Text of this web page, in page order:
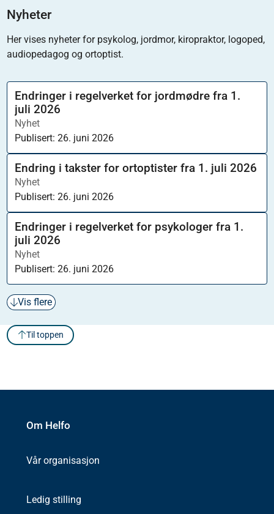
Nyheter
Her vises nyheter for psykolog, jordmor, kiropraktor, logoped,
audiopedagog og ortoptist.
Endringer i regelverket for jordmødre fra 1.
juli 2026
Nyhet
Publisert: 26. juni 2026
Endring i takster for ortoptister fra 1. juli 2026
Nyhet
Publisert: 26. juni 2026
Endringer i regelverket for psykologer fra 1.
juli 2026
Nyhet
Publisert: 26. juni 2026
Vis flere
Til toppen
Om Helfo
Vår organisasjon
Ledig stilling